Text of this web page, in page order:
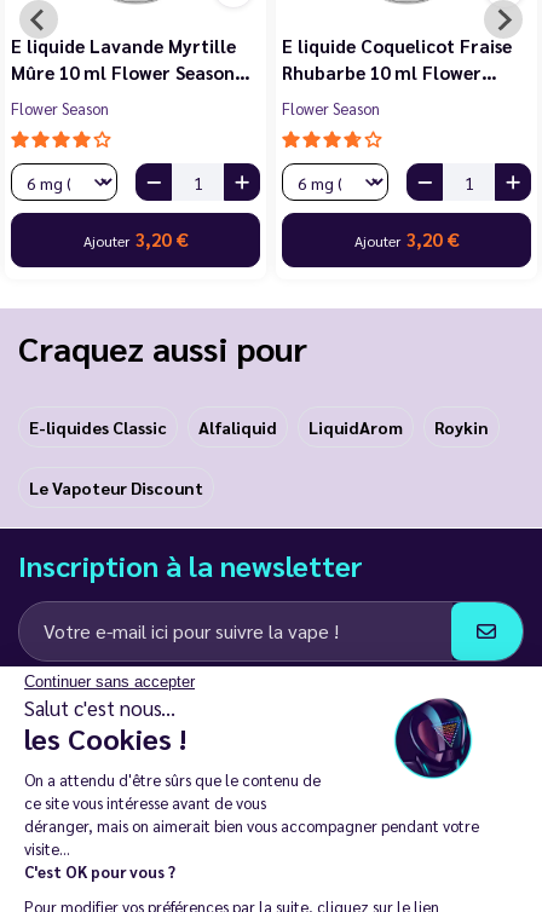
Continuer sans accepter
Salut c'est nous...
les Cookies !
On a attendu d'être sûrs que le contenu de
ce site vous intéresse avant de vous
déranger, mais on aimerait bien vous accompagner pendant votre
visite...
C'est OK pour vous ?
Pour modifier vos préférences par la suite, cliquez sur le lien
E liquide Violette Cerise
Noire Cassis 10 ml Flower…
Flower Season
Ajouter 3,20 €
E liquide Jasmin Pêche
Blanche Abricot 10 ml…
Flower Season
Ajouter 3,20 €
Craquez aussi pour
E-liquides Classic Alfaliquid LiquidArom Roykin
Le Vapoteur Discount
Inscription à la newsletter
J’accepte de recevoir des communications e-mail et SMS de la part de
LD Groupe
Restez en contact
La vente de cigarette électronique est interdite chez les moins de